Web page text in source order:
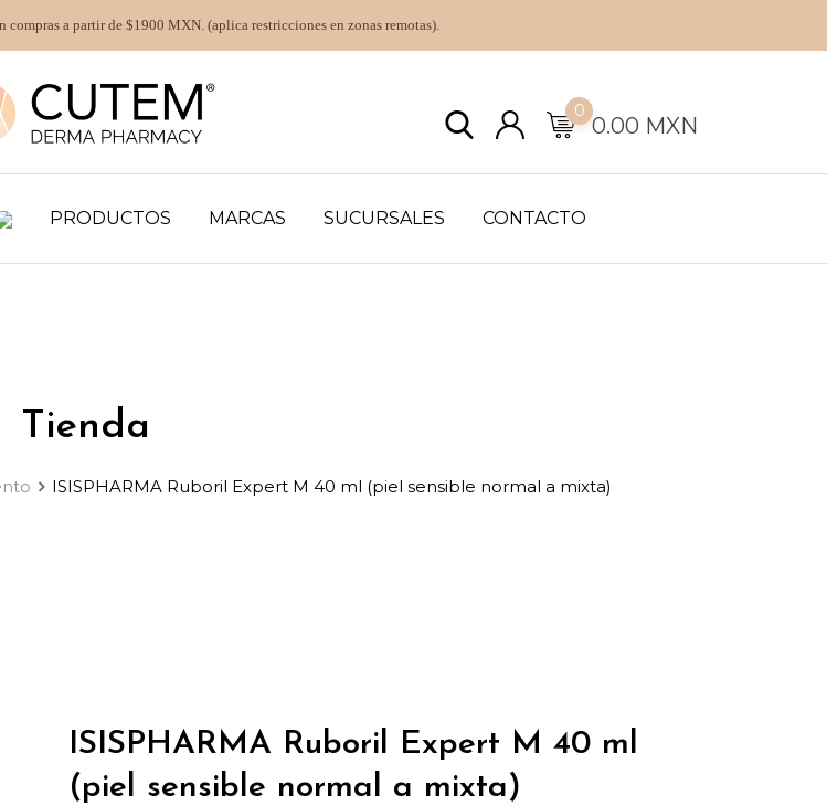
a partir de $1900 MXN. (aplica restricciones en zonas remotas).
0.00 MXN
0
PRODUCTOS MARCAS SUCURSALES CONTACTO
Tienda
ISISPHARMA Ruboril Expert M 40 ml (piel sensible normal a mixta)
ISISPHARMA Ruboril Expert M 40 ml
(piel sensible normal a mixta)